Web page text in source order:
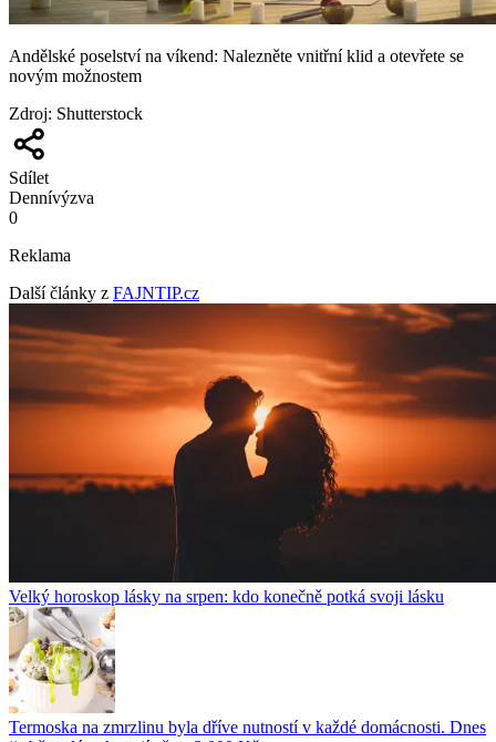
Andělské poselství na víkend: Nalezněte vnitřní klid a otevřete se
novým možnostem
Zdroj: Shutterstock
Sdílet
Dennívýzva
0
Reklama
Další články z FAJNTIP.cz
Velký horoskop lásky na srpen: kdo konečně potká svoji lásku
Termoska na zmrzlinu byla dříve nutností v každé domácnosti. Dnes